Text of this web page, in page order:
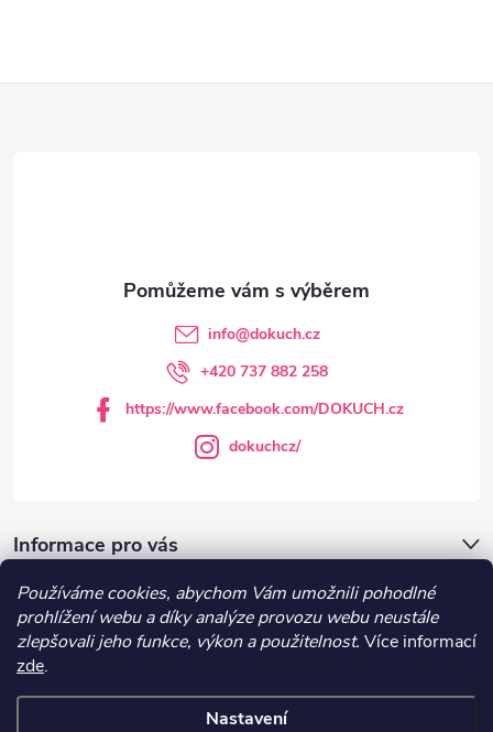
Používáme cookies, abychom Vám umožnili pohodlné
prohlížení webu a díky analýze provozu webu neustále
zlepšovali jeho funkce, výkon a použitelnost. Více informací
zde.
Nastavení
Informace pro vás
DOKUCH.cz
info@dokuch.cz
+420 737 882 258
https://www.facebook.com/DOKUCH.cz
dokuchcz/
Recepty